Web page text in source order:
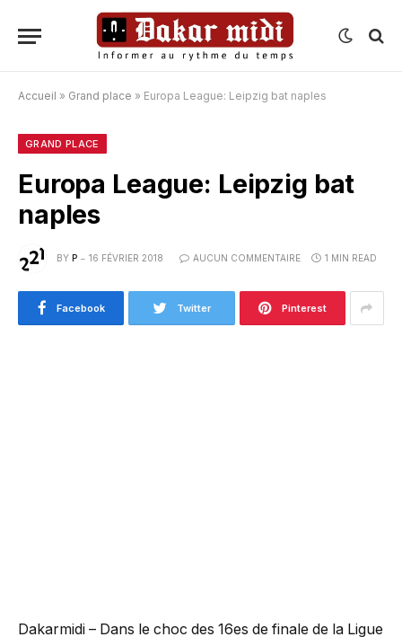
Accueil » Grand place » Europa League: Leipzig bat naples
GRAND PLACE
Europa League: Leipzig bat
naples
BY P 16 FÉVRIER 2018 AUCUN COMMENTAIRE 1 MIN READ
Facebook Twitter Pinterest
Dakarmidi – Dans le choc des 16es de finale de la Ligue